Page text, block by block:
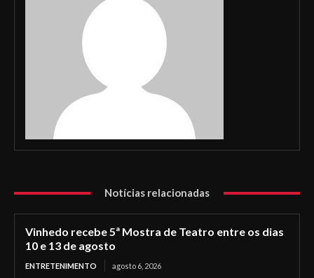
Notícias relacionadas
Vinhedo recebe 5ª Mostra de Teatro entre os dias
10 e 13 de agosto
ENTRETENIMENTO agosto 6, 2026